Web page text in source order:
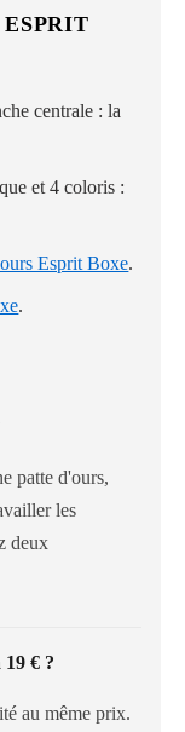
centrale : la
et 4 coloris :
Esprit Boxe.
.
patte d'ours,
les
deux
€ ?
au même prix.